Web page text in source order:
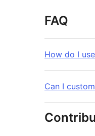
FAQ
How do I
Can I